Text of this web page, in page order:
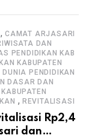
,CAMAT ARJASARI
DAN
PENDIDIKAN KAB
KABUPATEN
DUNIA PENDIDIKAN
DASAR DAN
, REVITALISASI
Rp2,4
dan